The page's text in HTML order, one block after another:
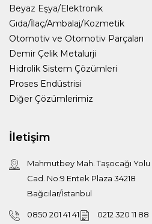
Beyaz Eşya/Elektronik
Gıda/İlaç/Ambalaj/Kozmetik
Otomotiv ve Otomotiv Parçaları
Demir Çelik Metalurji
Hidrolik Sistem Çözümleri
Proses Endüstrisi
Diğer Çözümlerimiz
İletişim
Mahmutbey Mah. Taşocağı Yolu
Cad. No:9 Entek Plaza 34218
Bağcılar/İstanbul
0850 201 41 41 0212 320 11 88